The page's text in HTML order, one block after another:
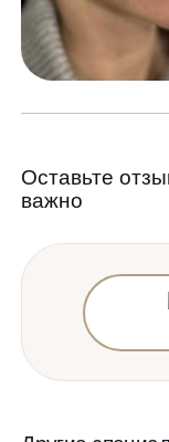
Оставьте
важно